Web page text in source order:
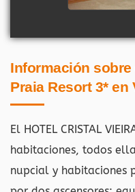
Información
Praia Resort 3* en
El HOTEL CRISTAL
habitaciones, todos
nupcial y habitaciones